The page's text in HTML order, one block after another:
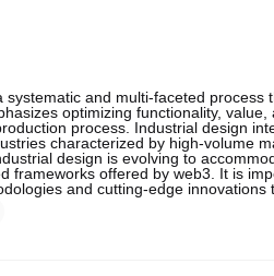
systematic and multi-faceted
optimizing functionality,
process. Industrial design
characterized by high-volume
design is evolving to
frameworks offered by web3. It is
and cutting-edge